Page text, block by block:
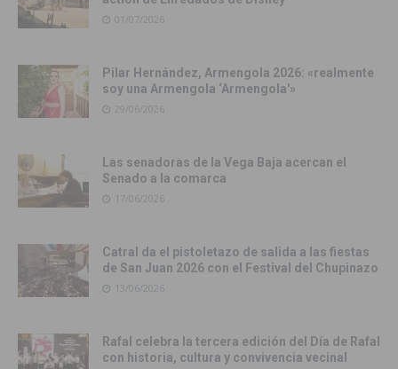
01/07/2026
Pilar Hernández, Armengola 2026: «realmente
soy una Armengola ‘Armengola'»
29/06/2026
Las senadoras de la Vega Baja acercan el
Senado a la comarca
17/06/2026
Catral da el pistoletazo de salida a las fiestas
de San Juan 2026 con el Festival del Chupinazo
13/06/2026
Rafal celebra la tercera edición del Día de Rafal
con historia, cultura y convivencia vecinal